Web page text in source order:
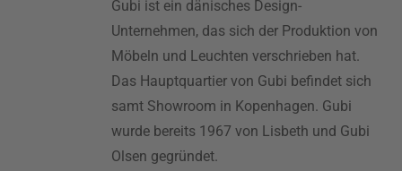
Gubi ist ein dänisches Design-
Unternehmen, das sich der Produktion von
Möbeln und Leuchten verschrieben hat.
Das Hauptquartier von Gubi befindet sich
samt Showroom in Kopenhagen. Gubi
wurde bereits 1967 von Lisbeth und Gubi
Olsen gegründet.